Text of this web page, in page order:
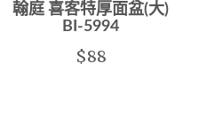
翰庭 喜客特厚面盆(大)
BI-5994
$88